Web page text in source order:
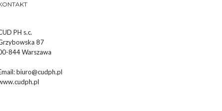
PH s.c.
87
844 Warszawa
biuro@cudph.pl